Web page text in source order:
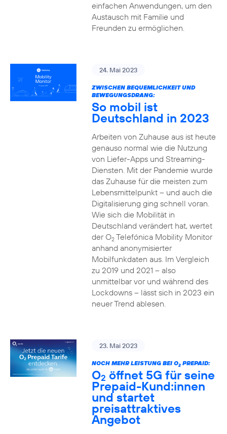
einfachen Anwendungen, um den
Austausch mit Familie und
Freunden zu ermöglichen.
24. Mai 2023
ZWISCHEN BEQUEMLICHKEIT UND
BEWEGUNGSDRANG:
So mobil ist
Deutschland in 2023
Arbeiten von Zuhause aus ist heute
genauso normal wie die Nutzung
von Liefer-Apps und Streaming-
Diensten. Mit der Pandemie wurde
das Zuhause für die meisten zum
Lebensmittelpunkt – und auch die
Digitalisierung ging schnell voran.
Wie sich die Mobilität in
Deutschland verändert hat, wertet
der O2Telefónica Mobility Monitor
anhand anonymisierter
Mobilfunkdaten aus. Im Vergleich
zu 2019 und 2021 – also
unmittelbar vor und während des
Lockdowns – lässt sich in 2023 ein
neuer Trend ablesen.
23. Mai 2023
NOCH MEHR LEISTUNG BEI O2PREPAID:
O2 öffnet 5G für seine
Prepaid-Kund:innen
und startet
preisattraktives
Angebot